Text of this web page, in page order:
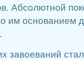
Абсолютной
им основанием
завоеваний